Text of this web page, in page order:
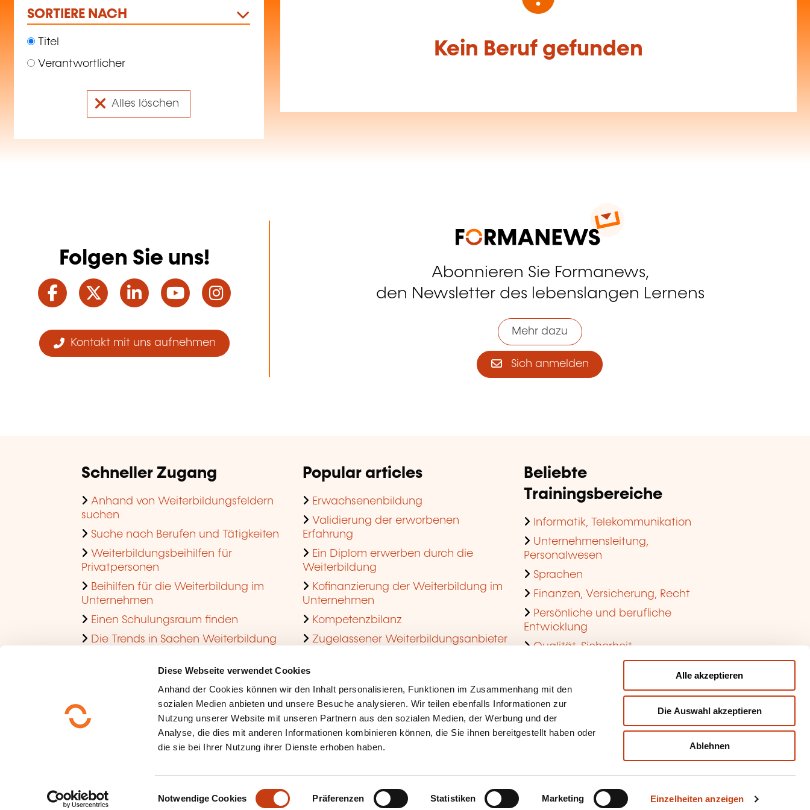
Diese Webseite verwendet Cookies
Anhand der Cookies können wir den Inhalt personalisieren, Funktionen im Zusammenhang mit den
sozialen Medien anbieten und unsere Besuche analysieren. Wir teilen ebenfalls Informationen zur
Nutzung unserer Website mit unseren Partnern aus den sozialen Medien, der Werbung und der
Analyse, die dies mit anderen Informationen kombinieren können, die Sie ihnen bereitgestellt haben oder
die sie bei Ihrer Nutzung ihrer Dienste erhoben haben.
Notwendige Cookies Präferenzen Statistiken Marketing Einzelheiten anzeigen
Alle akzeptieren
Die Auswahl akzeptieren
Ablehnen
SORTIERE NACH
Titel
Verantwortlicher
Alles löschen
Kein Beruf gefunden
Folgen Sie uns!
Facebook
TwitterLinkedInYouTube
Kontakt mit uns aufnehmen
Abonnieren Sie Formanews,
den Newsletter des lebenslangen Lernens
Mehr dazu
Sich anmelden
Schneller Zugang
Anhand von Weiterbildungsfeldern
suchen
Suche nach Berufen und Tätigkeiten
Weiterbildungsbeihilfen für
Privatpersonen
Beihilfen für die Weiterbildung im
Unternehmen
Einen Schulungsraum finden
Die Trends in Sachen Weiterbildung
Popular articles
Erwachsenenbildung
Validierung der erworbenen
Erfahrung
Ein Diplom erwerben durch die
Weiterbildung
Kofinanzierung der Weiterbildung im
Unternehmen
Kompetenzbilanz
Zugelassener Weiterbildungsanbieter
Beliebte
Trainingsbereiche
Informatik, Telekommunikation
Unternehmensleitung,
Personalwesen
Sprachen
Finanzen, Versicherung, Recht
Persönliche und berufliche
Entwicklung
Qualität, Sicherheit
Sitemap